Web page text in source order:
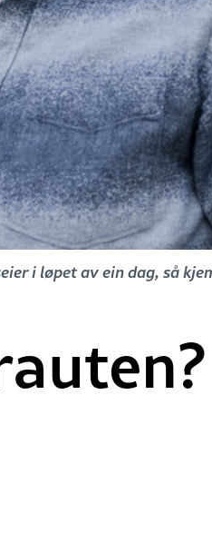
i løpet av ein dag, så